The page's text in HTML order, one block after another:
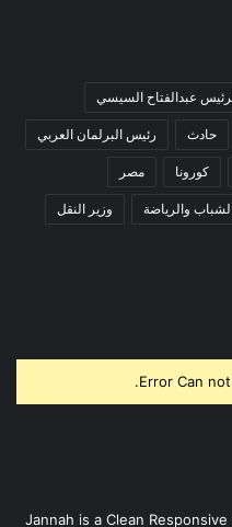
عبدالفتاح السيسي
حادث رئيس البرلمان العربي
كورونا مصر
والرياضة وزير النقل
Error Can
Jannah is a Clean